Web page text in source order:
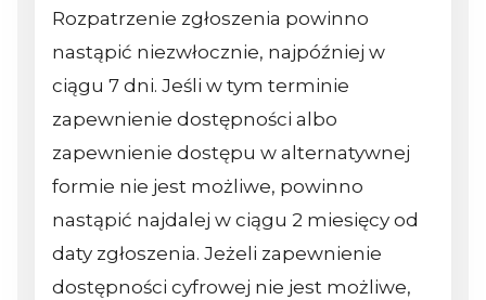
Rozpatrzenie zgłoszenia powinno
nastąpić niezwłocznie, najpóźniej w
ciągu 7 dni. Jeśli w tym terminie
zapewnienie dostępności albo
zapewnienie dostępu w alternatywnej
formie nie jest możliwe, powinno
nastąpić najdalej w ciągu 2 miesięcy od
daty zgłoszenia. Jeżeli zapewnienie
dostępności cyfrowej nie jest możliwe,